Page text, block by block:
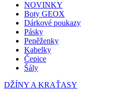
NOVINKY
Boty GEOX
Dárkové poukazy
Pásky
Peněženky
Kabelky
Čepice
Šály
DŽÍNY A KRAŤASY